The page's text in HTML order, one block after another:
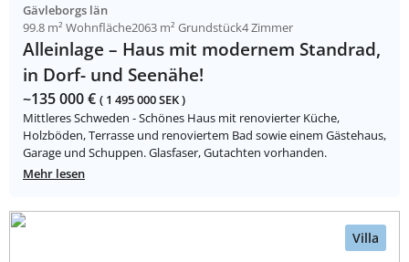
Gävleborgs län
99.8 m² Wohnfläche2063 m² Grundstück4 Zimmer
Alleinlage – Haus mit modernem Standrad,
in Dorf- und Seenähe!
~135 000 € ( 1 495 000 SEK )
Mittleres Schweden - Schönes Haus mit renovierter Küche,
Holzböden, Terrasse und renoviertem Bad sowie einem Gästehaus,
Garage und Schuppen. Glasfaser, Gutachten vorhanden.
Mehr lesen
Villa